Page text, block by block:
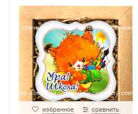
избранное сравнить